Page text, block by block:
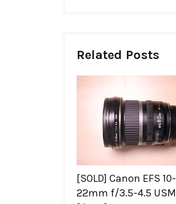
Related Posts
[SOLD] Canon EFS 10-
22mm f/3.5-4.5 USM